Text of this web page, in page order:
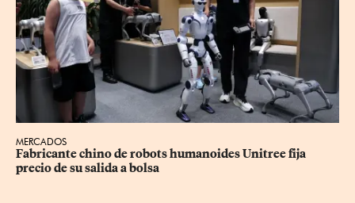
MERCADOS
Fabricante chino de robots humanoides Unitree fija
precio de su salida a bolsa